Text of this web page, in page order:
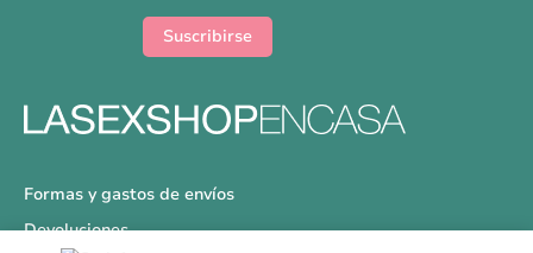
Suscribirse
Formas y gastos de envíos
Devoluciones